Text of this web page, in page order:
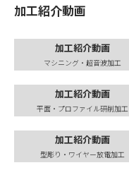
加工紹介動画
加工紹介動画
マシニング・超音波加工
加工紹介動画
平面・プロファイル研削加工
加工紹介動画
型彫り・ワイヤー放電加工